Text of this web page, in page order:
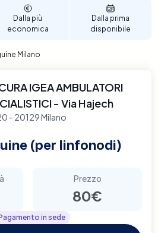
Dalla più
economica
Dalla prima
disponibile
Milano
IGEA AMBULATORI
- Via Hajech
- 20129 Milano
(per linfonodi)
Prezzo
80€
in sede